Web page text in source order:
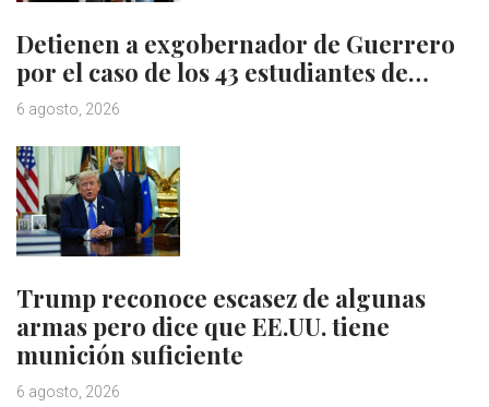
Detienen a exgobernador de Guerrero
por el caso de los 43 estudiantes de…
6 agosto, 2026
Trump reconoce escasez de algunas
armas pero dice que EE.UU. tiene
munición suficiente
6 agosto, 2026